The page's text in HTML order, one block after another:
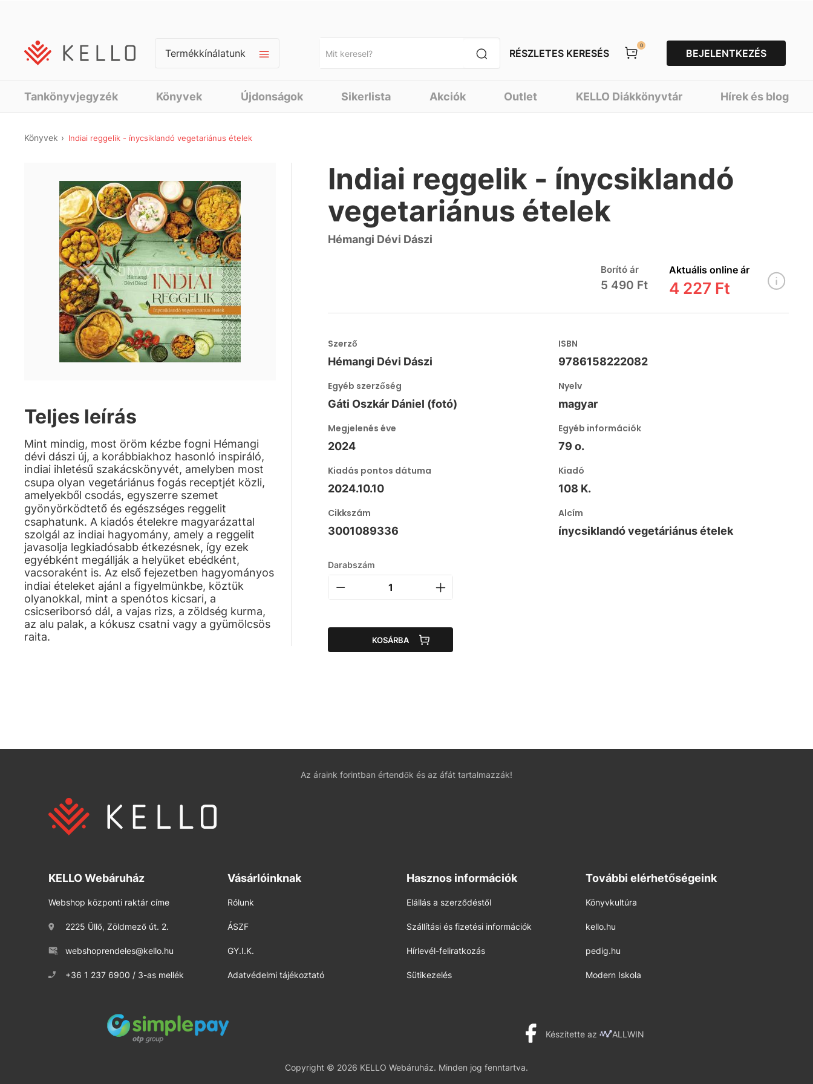
Termékkínálatunk RÉSZLETES KERESÉS
0
BEJELENTKEZÉS
Tankönyvjegyzék Könyvek Újdonságok Sikerlista Akciók Outlet KELLO Diákkönyvtár Hírek és blog
Könyvek Indiai reggelik - ínycsiklandó vegetariánus ételek
Teljes leírás
Mint mindig, most öröm kézbe fogni Hémangi
dévi dászi új, a korábbiakhoz hasonló inspiráló,
indiai ihletésű szakácskönyvét, amelyben most
csupa olyan vegetáriánus fogás receptjét közli,
amelyekből csodás, egyszerre szemet
gyönyörködtető és egészséges reggelit
csaphatunk. A kiadós ételekre magyarázattal
szolgál az indiai hagyomány, amely a reggelit
javasolja legkiadósabb étkezésnek, így ezek
egyébként megállják a helyüket ebédként,
vacsoraként is. Az első fejezetben hagyományos
indiai ételeket ajánl a figyelmünkbe, köztük
olyanokkal, mint a spenótos kicsari, a
csicseriborsó dál, a vajas rizs, a zöldség kurma,
az alu palak, a kókusz csatni vagy a gyümölcsös
raita.
Indiai reggelik - ínycsiklandó
vegetariánus ételek
Hémangi Dévi Dászi
Borító ár
5 490 Ft
Aktuális online ár
4 227 Ft
Szerző
Hémangi Dévi Dászi
ISBN
9786158222082
Egyéb szerzőség
Gáti Oszkár Dániel (fotó)
Nyelv
magyar
Megjelenés éve
2024
Egyéb információk
79 o.
Kiadás pontos dátuma
2024.10.10
Kiadó
108 K.
Cikkszám
3001089336
Alcím
ínycsiklandó vegetáriánus ételek
Darabszám
KOSÁRBA
Az áraink forintban értendők és az áfát tartalmazzák!
KELLO Webáruház
Webshop központi raktár címe
2225 Üllő, Zöldmező út. 2.
webshoprendeles@kello.hu
+36 1 237 6900 / 3-as mellék
Vásárlóinknak
Rólunk
ÁSZF
GY.I.K.
Adatvédelmi tájékoztató
Hasznos információk
Elállás a szerződéstől
Szállítási és fizetési információk
Hírlevél-feliratkozás
Sütikezelés
További elérhetőségeink
Könyvkultúra
kello.hu
pedig.hu
Modern Iskola
Készítette az ALLWIN
Copyright © 2026 KELLO Webáruház. Minden jog fenntartva.